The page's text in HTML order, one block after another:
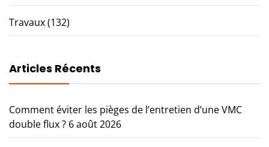
Travaux(132)
Articles Récents
Comment éviter les pièges de l’entretien d’une VMC
double flux ? 6 août 2026